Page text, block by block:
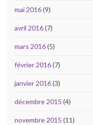
mai 2016(9)
avril 2016(7)
mars 2016(5)
février 2016(7)
janvier 2016(3)
décembre 2015 (4)
novembre 2015 (11)